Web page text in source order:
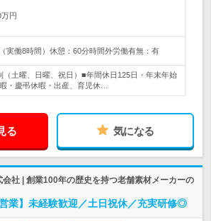
円
実働8時間）休憩：60分時間外労働有無：有
（土曜、日曜、祝日）■年間休日125日・年末年始
・慶弔休暇・出産、育児休…
る 気になる
社 | 創業100年の歴史を持つ老舗素材メーカーの
業】未経験歓迎／土日祝休／充実研修◎